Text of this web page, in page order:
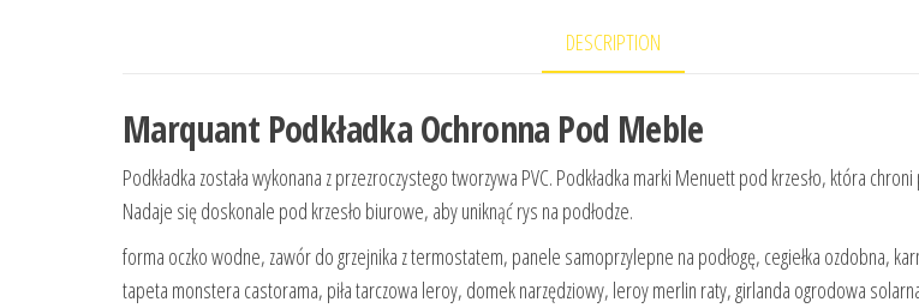
DESCRIPTION
Marquant Podkładka Ochronna Pod Meble
Podkładka została wykonana z przezroczystego tworzywa PVC. Podkładka marki Menuett pod krzesło, która
Nadaje się doskonale pod krzesło biurowe, aby uniknąć rys na podłodze.
forma oczko wodne, zawór do grzejnika z termostatem, panele samoprzylepne na podłogę, cegiełka ozdobna,
tapeta monstera castorama, piła tarczowa leroy, domek narzędziowy, leroy merlin raty, girlanda ogrodowa